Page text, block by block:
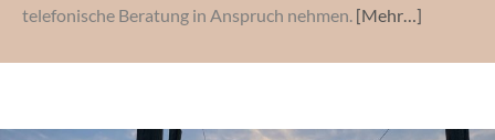
telefonische Beratung in Anspruch nehmen. [Mehr…]